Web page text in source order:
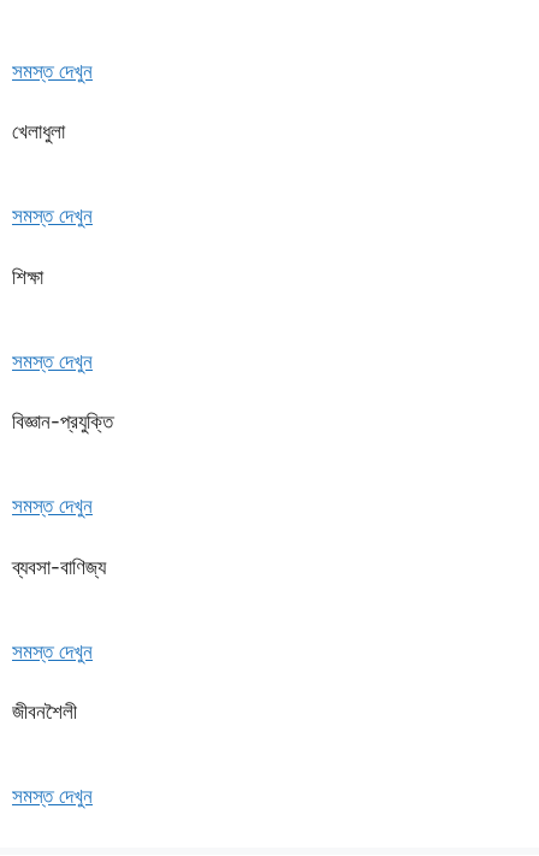
সমস্ত দেখুন
খেলাধুলা
সমস্ত দেখুন
শিক্ষা
সমস্ত দেখুন
বিজ্ঞান-প্রযুক্তি
সমস্ত দেখুন
ব্যবসা-বাণিজ্য
সমস্ত দেখুন
জীবনশৈলী
সমস্ত দেখুন